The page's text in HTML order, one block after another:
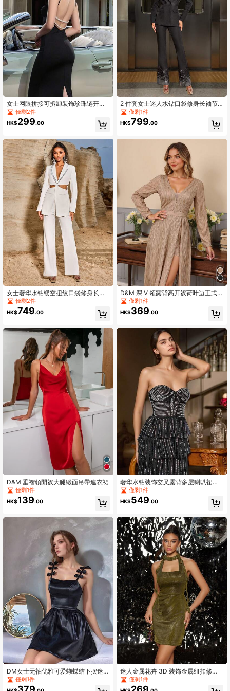
女士网眼拼接可拆卸装饰珍珠链开衩
镂空吊带露背长款鱼尾派对晚礼服，
时尚女士连衣裙适合所有场合，正
式，礼服，晚会，婚礼宾客
僅剩2件
HK$299.00
女士奢华水钻镂空扭纹口袋修身长袖
节日派对西装外套和低腰喇叭裤 2 件
套，非常适合特殊场合
僅剩2件
HK$749.00
D&M 垂褶領開衩大腿緞面吊帶連衣裙
僅剩1件
HK$139.00
DM女士无袖优雅可爱蝴蝶结下摆迷你
连衣裙。适合派对、婚礼、毕业典
礼、度假、返校节等场合。女士春季
僅剩1件
2 件套女士迷人水钻口袋修身长袖节
日派对西装外套和低腰水钻喇叭裤，
非常适合特殊场合
僅剩1件
HK$799.00
D&M 深 V 领露背高开衩荷叶边正式
晚礼服僅剩1件
HK$369.00
奢华水钻装饰交叉露背多层喇叭裙，
适合鸡尾酒会/派对、婚礼宾客礼服
僅剩1件
HK$549.00
迷人金属花卉 3D 装饰金属纽扣修身
派对礼服
僅剩1件